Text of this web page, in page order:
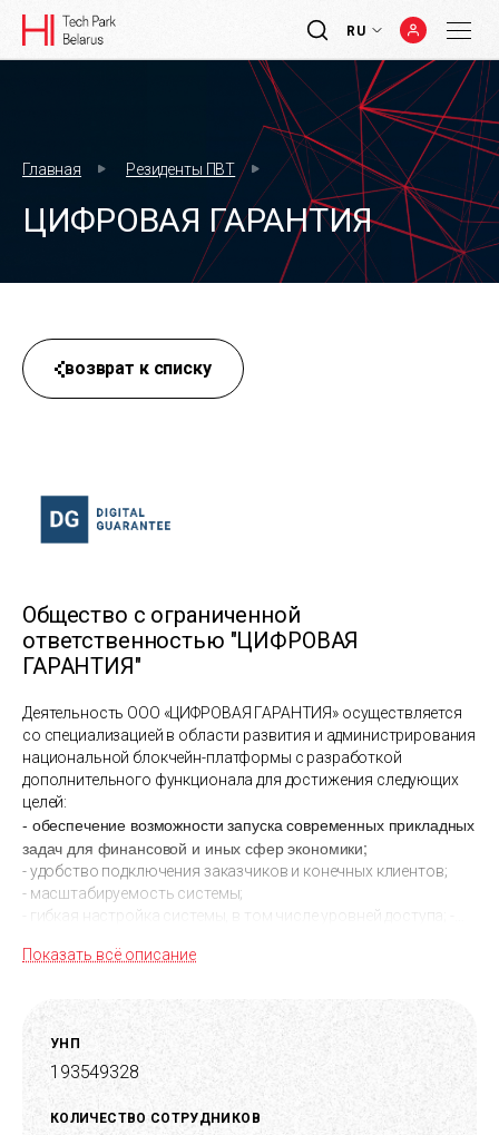
RU
Главная Резиденты ПВТ
ЦИФРОВАЯ ГАРАНТИЯ
Общество с ограниченной
ответственностью "ЦИФРОВАЯ
ГАРАНТИЯ"
Деятельность ООО «ЦИФРОВАЯ ГАРАНТИЯ» осуществляется
со специализацией в области развития и администрирования
национальной блокчейн-платформы с разработкой
дополнительного функционала для достижения следующих
целей:
- обеспечение возможности запуска современных прикладных
задач для финансовой и иных сфер экономики;
- удобство подключения заказчиков и конечных клиентов;
- масштабируемость системы;
- гибкая настройка системы, в том числе уровней доступа; -
государственными) информационными системами;
Показать всё описание
возврат к списку
УНП
193549328
КОЛИЧЕСТВО СОТРУДНИКОВ